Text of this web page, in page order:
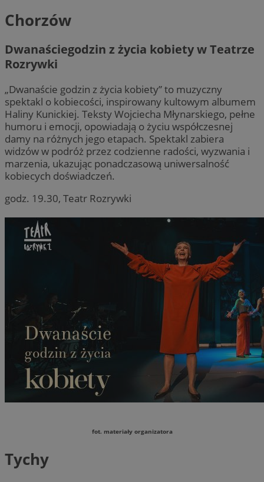
Chorzów
Dwanaściegodzin z życia kobiety w Teatrze
Rozrywki
„Dwanaście godzin z życia kobiety” to muzyczny
spektakl o kobiecości, inspirowany kultowym albumem
Haliny Kunickiej. Teksty Wojciecha Młynarskiego, pełne
humoru i emocji, opowiadają o życiu współczesnej
damy na różnych jego etapach. Spektakl zabiera
widzów w podróż przez codzienne radości, wyzwania i
marzenia, ukazując ponadczasową uniwersalność
kobiecych doświadczeń.
godz. 19.30, Teatr Rozrywki
fot. materiały organizatora
Tychy